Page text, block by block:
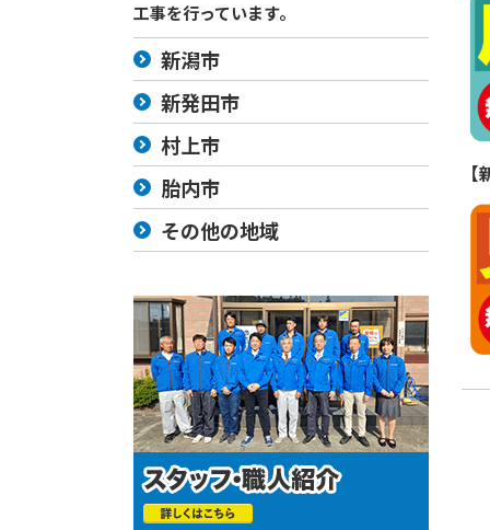
【
工事を行っています。
新潟市
新発田市
村上市
胎内市
その他の地域